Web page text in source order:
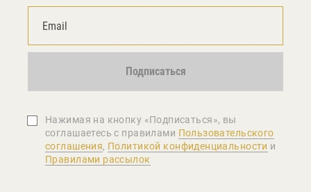
Подписаться
Нажимая на кнопку «Подписаться», вы
соглашаетеcь с правилами Пользовательского
соглашения, Политикой конфиденциальности и
Правилами рассылок